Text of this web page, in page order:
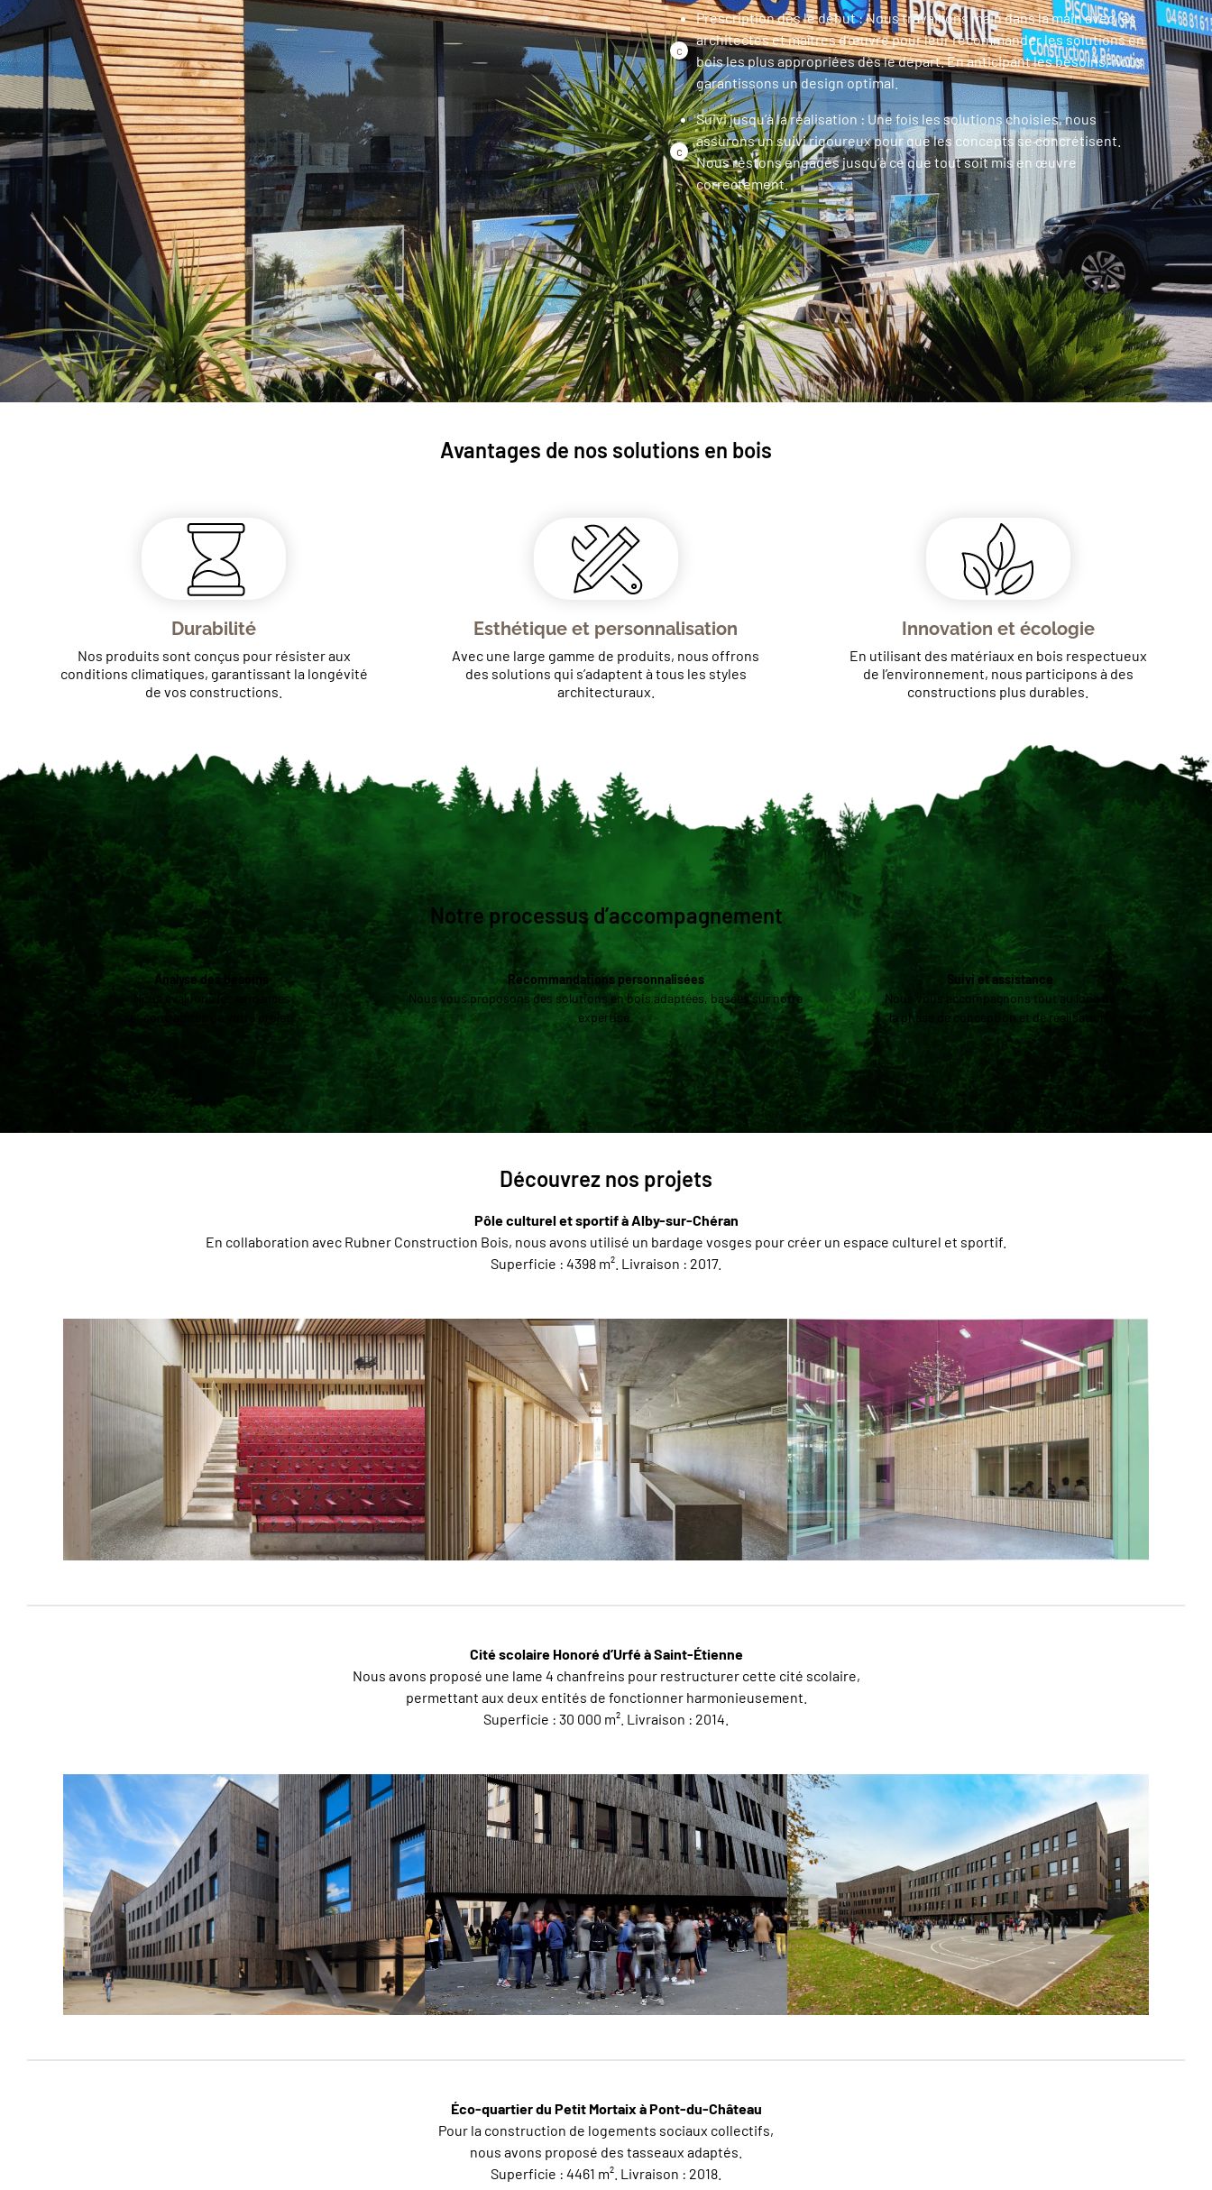
Prescription dès le début : Nous travaillons main dans la main avec les
architectes et maîtres d’œuvre pour leur recommander les solutions en
bois les plus appropriées dès le départ. En anticipant les besoins, nous
garantissons un design optimal.
Suivi jusqu’à la réalisation : Une fois les solutions choisies, nous
assurons un suivi rigoureux pour que les concepts se concrétisent.
Nous restons engagés jusqu’à ce que tout soit mis en œuvre
correctement.
Avantages de nos solutions en bois
Durabilité
Nos produits sont conçus pour résister aux
conditions climatiques, garantissant la longévité
de vos constructions.
Esthétique et personnalisation
Avec une large gamme de produits, nous offrons
des solutions qui s’adaptent à tous les styles
architecturaux.
Innovation et écologie
En utilisant des matériaux en bois respectueux
de l’environnement, nous participons à des
constructions plus durables.
Notre processus d’accompagnement
Analyse des besoins
Nous évaluons les exigences
et contraintes de votre projet.
Recommandations personnalisées
Nous vous proposons des solutions en bois adaptées, basées sur notre
expertise.
Suivi et assistance
Nous vous accompagnons tout au long de
la phase de conception et de réalisation.
Découvrez nos projets
Pôle culturel et sportif à Alby-sur-Chéran
En collaboration avec Rubner Construction Bois, nous avons utilisé un bardage vosges pour créer un espace culturel et sportif.
Superficie : 4398 m². Livraison : 2017.
Cité scolaire Honoré d’Urfé à Saint-Étienne
Nous avons proposé une lame 4 chanfreins pour restructurer cette cité scolaire,
permettant aux deux entités de fonctionner harmonieusement.
Superficie : 30 000 m². Livraison : 2014.
Éco-quartier du Petit Mortaix à Pont-du-Château
Pour la construction de logements sociaux collectifs,
nous avons proposé des tasseaux adaptés.
Superficie : 4461 m². Livraison : 2018.